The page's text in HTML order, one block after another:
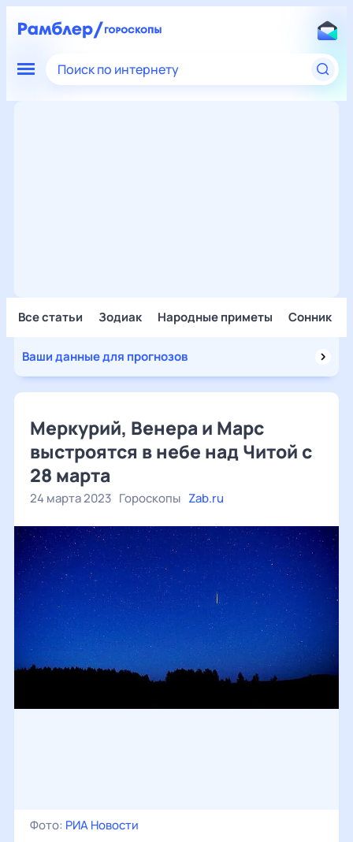
Поиск по интернету
Все статьи Зодиак Народные приметы Сонник
Ваши данные для прогнозов
Меркурий, Венера и Марс
выстроятся в небе над Читой с
28 марта
24 марта 2023 Гороскопы Zab.ru
Фото: РИА Новости